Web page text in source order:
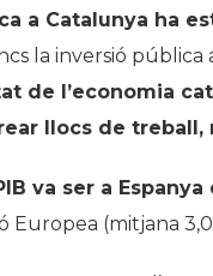
a Catalunya ha
la inversió
de l’economia
llocs de treball,
va ser a Espanya
Europea (mitjana